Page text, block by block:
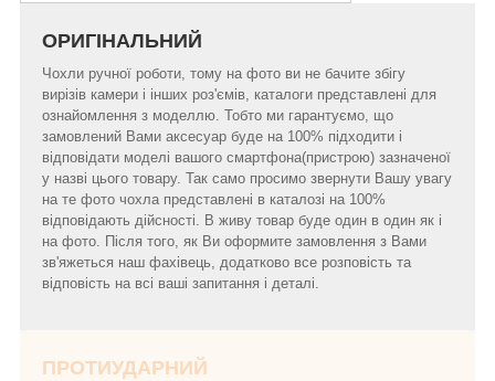
ОРИГІНАЛЬНИЙ
Чохли ручної роботи, тому на фото ви не бачите збігу
вирізів камери і інших роз'ємів, каталоги представлені для
ознайомлення з моделлю. Тобто ми гарантуємо, що
замовлений Вами аксесуар буде на 100% підходити і
відповідати моделі вашого смартфона(пристрою) зазначеної
у назві цього товару. Так само просимо звернути Вашу увагу
на те фото чохла представлені в каталозі на 100%
відповідають дійсності. В живу товар буде один в один як і
на фото. Після того, як Ви оформите замовлення з Вами
зв'яжеться наш фахівець, додатково все розповість та
відповість на всі ваші запитання і деталі.
ПРОТИУДАРНИЙ